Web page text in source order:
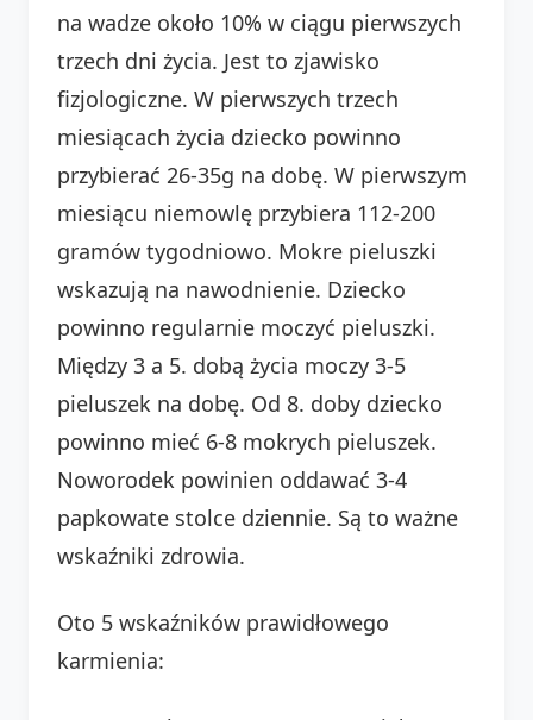
na wadze około 10% w ciągu pierwszych
trzech dni życia. Jest to zjawisko
fizjologiczne. W pierwszych trzech
miesiącach życia dziecko powinno
przybierać 26-35g na dobę. W pierwszym
miesiącu niemowlę przybiera 112-200
gramów tygodniowo. Mokre pieluszki
wskazują na nawodnienie. Dziecko
powinno regularnie moczyć pieluszki.
Między 3 a 5. dobą życia moczy 3-5
pieluszek na dobę. Od 8. doby dziecko
powinno mieć 6-8 mokrych pieluszek.
Noworodek powinien oddawać 3-4
papkowate stolce dziennie. Są to ważne
wskaźniki zdrowia.
Oto 5 wskaźników prawidłowego
karmienia: